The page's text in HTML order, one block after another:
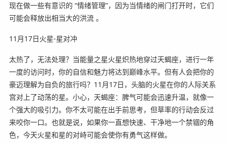
现在做一些有意识的 “情绪管理”，因为当情绪的闸门打开时，它们
可能会释放出相当大的洪流 。
11月17日火星-星对冲
太热了，无法处理？当能量之星火星炽热地穿过天蝎座，进行一年
一度的访问时，你的自信和魅力将达到巅峰水平。但有人会把你的
豪迈理解为自负的旅行吗？11月17日，头脑的火星在你的人际关系
宫对上了动荡的星。小心，天蝎座：脾气可能会迅速升温，就像一
个强大的吸引力。你不太可能在出手前思考，但草率的行动会反过
来咬你一口。也就是说，如果你一直想快速、干净地一个禁锢的角
色，今天火星和星的对峙可能会使你有勇气这样做。